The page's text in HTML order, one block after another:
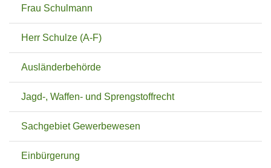
Frau Schulmann
Herr Schulze (A-F)
Ausländerbehörde
Jagd-, Waffen- und Sprengstoffrecht
Sachgebiet Gewerbewesen
Einbürgerung